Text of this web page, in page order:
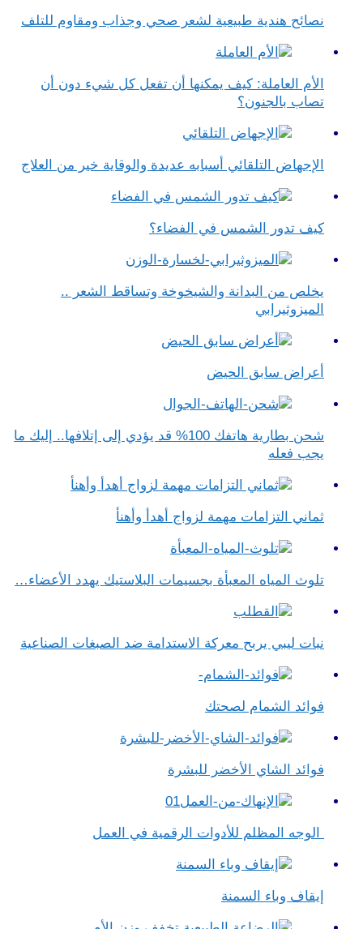
نصائح هندية طبيعية لشعر صحي وجذاب ومقاوم للتلف
الأم العاملة: كيف يمكنها أن تفعل كل شيء دون أن
تصاب بالجنون؟
الإجهاض التلقائي أسبابه عديدة والوقاية خير من العلاج
كيف تدور الشمس في الفضاء؟
يخلص من البدانة والشيخوخة وتساقط الشعر ..
الميزوثيرابي
أعراض سابق الحيض
شحن بطارية هاتفك 100% قد يؤدي إلى إتلافها.. إليك ما
يجب فعله
ثماني التزامات مهمة لزواج أهدأ وأهنأ
تلوث المياه المعبأة بجسيمات البلاستيك يهدد الأعضاء…
نبات ليبي يربح معركة الاستدامة ضد الصبغات الصناعية
فوائد الشمام لصحتك
فوائد الشاي الأخضر للبشرة
الوجه المظلم للأدوات الرقمية في العمل
إيقاف وباء السمنة